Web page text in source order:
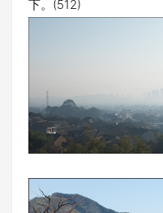
下。(512)